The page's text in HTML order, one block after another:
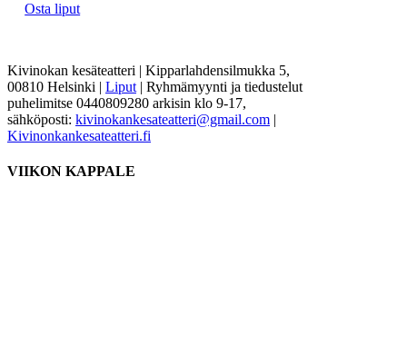
Osta liput
Kivinokan kesäteatteri | Kipparlahdensilmukka 5,
00810 Helsinki | Liput | Ryhmämyynti ja tiedustelut
puhelimitse 0440809280 arkisin klo 9-17,
sähköposti: kivinokankesateatteri@gmail.com |
Kivinonkankesateatteri.fi
VIIKON KAPPALE